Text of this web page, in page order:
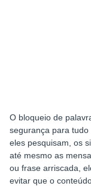
O bloqueio de
segurança para
eles pesquisam, os
até mesmo as
ou frase arriscada,
evitar que o